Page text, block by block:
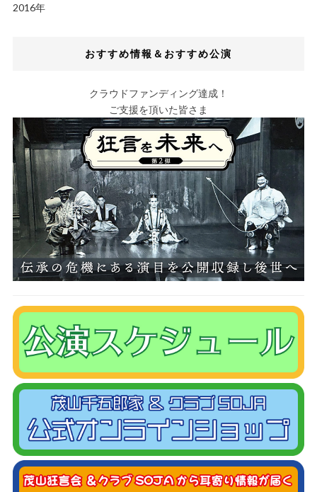
2016年
おすすめ情報＆おすすめ公演
クラウドファンディング達成！
ご支援を頂いた皆さま